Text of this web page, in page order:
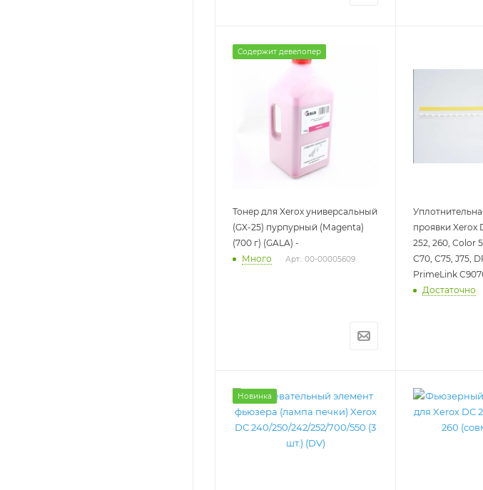
Содержит девелопер
Тонер для Xerox универсальный
(GX-25) пурпурный (Magenta)
(700 г) (GALA) -
Много
Арт.: 00-00005609
проявки Xerox
252, 260, Color
C70, C75, J75,
PrimeLink
Достаточно
Новинка